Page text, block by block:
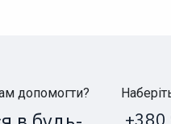
допомогти?
+380